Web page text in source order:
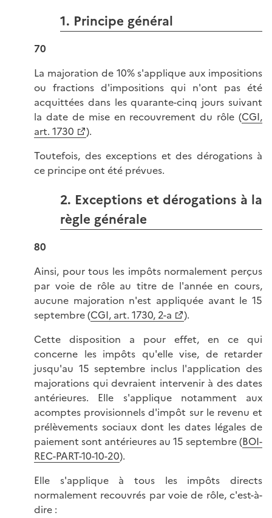
1. Principe général
70
La majoration de 10% s'applique aux impositions
ou fractions d'impositions qui n'ont pas été
acquittées dans les quarante-cinq jours suivant
la date de mise en recouvrement du rôle (CGI,
art. 1730
).
Toutefois, des exceptions et des dérogations à
ce principe ont été prévues.
2. Exceptions et dérogations à la
règle générale
80
Ainsi, pour tous les impôts normalement perçus
par voie de rôle au titre de l'année en cours,
aucune majoration n'est appliquée avant le 15
septembre (CGI, art. 1730, 2-a
).
Cette disposition a pour effet, en ce qui
concerne les impôts qu'elle vise, de retarder
jusqu'au 15 septembre inclus l'application des
majorations qui devraient intervenir à des dates
antérieures. Elle s'applique notamment aux
acomptes provisionnels d'impôt sur le revenu et
prélèvements sociaux dont les dates légales de
paiement sont antérieures au 15 septembre (BOI-
REC-PART-10-10-20).
Elle s'applique à tous les impôts directs
normalement recouvrés par voie de rôle, c'est-à-
dire :